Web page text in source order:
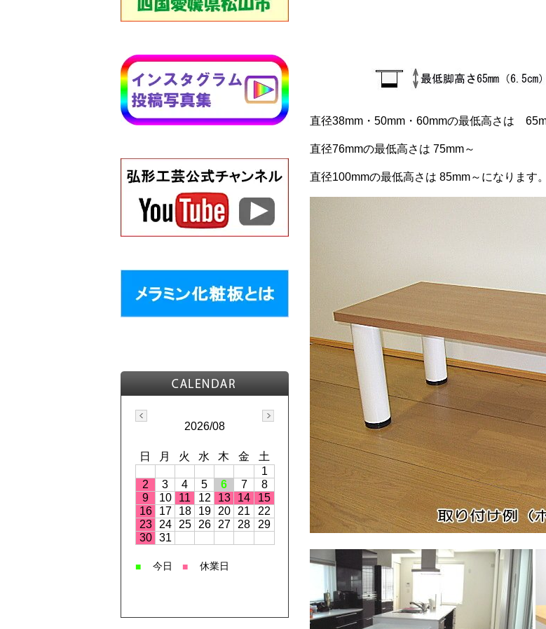
直径38mm・50mm・60mmの最低高さは
直径76mmの最低高さは 75mm～
直径100mmの最低高さは 85mm～になります。
2026/08
日 月 火 水 木 金
土
1
2
3 4 5 6 7
8
9
10 11 12 13 14
15
16
17 18 19 20 21
22
23
24 25 26 27 28
29
30
31
■ 今日 ■ 休業日